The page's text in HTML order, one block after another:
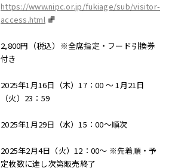
https://www.nipc.or.jp/fukiage/sub/visitor-
access.html
2,800円（税込）※全席指定・フード引換券
付き
2025年1月16日（木）17：00 ～ 1月21日
（火）23：59
2025年1月29日（水）15：00～順次
2025年2月4日（火）12：00～ ※先着順・予
定枚数に達し次第販売終了